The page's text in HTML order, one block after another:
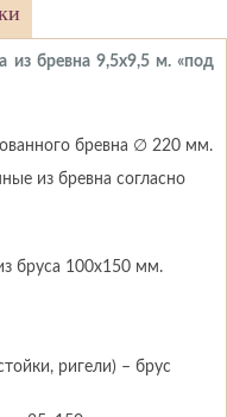
из бревна 9,5х9,5 м. «под
бревна ∅ 220 мм.
из бревна согласно
бруса 100х150 мм.
ригели) – брус